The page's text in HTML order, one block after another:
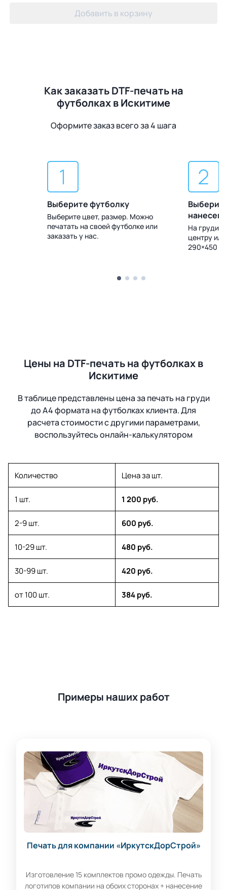
Добавить в корзину
Как заказать DTF-печать на
футболках в Искитиме
Оформите заказ всего за 4 шага
Выберите футболку
Выберите цвет, размер. Можно
печатать на своей футболке или
заказать у нас.
На груди,
центру
290×450
Цены на DTF-печать на футболках в
Искитиме
В таблице представлены цена за печать на груди
до А4 формата на футболках клиента. Для
расчета стоимости с другими параметрами,
воспользуйтесь онлайн-калькулятором
Количество Цена за шт.
1 шт. 1 200 руб.
2-9 шт. 600 руб.
10-29 шт. 480 руб.
30-99 шт. 420 руб.
от 100 шт. 384 руб.
Примеры наших работ
Печать для компании «ИркутскДорСтрой»
Изготовление 15 комплектов промо одежды. Печать
логотипов компании на обоих сторонах + нанесение